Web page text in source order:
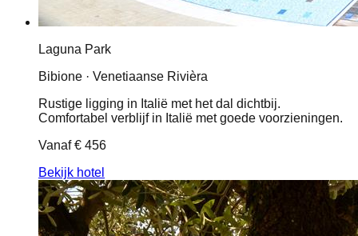
Laguna Park
Bibione · Venetiaanse Rivièra
Rustige ligging in Italië met het dal dichtbij.
Comfortabel verblijf in Italië met goede voorzieningen.
Vanaf€ 456
Bekijk hotel